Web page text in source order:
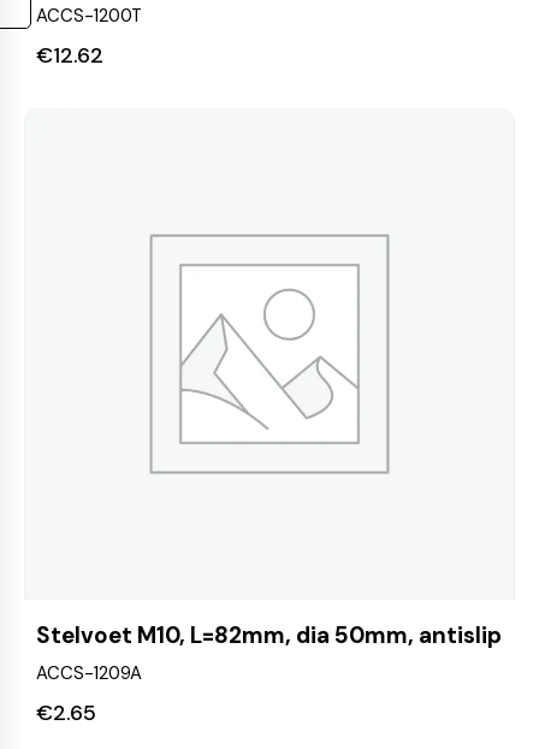
ACCS-1200T
€12.62
Stelvoet M10, L=82mm, dia 50mm, antislip
ACCS-1209A
€2.65